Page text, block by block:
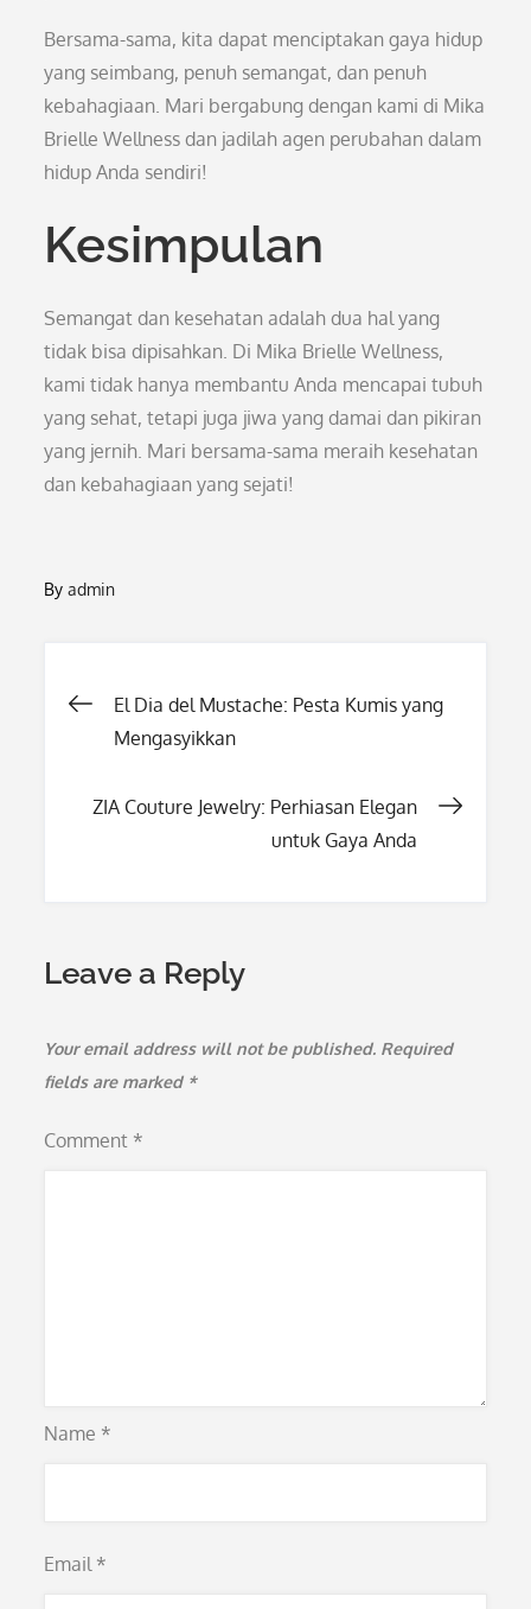
Bersama-sama, kita dapat menciptakan gaya hidup
yang seimbang, penuh semangat, dan penuh
kebahagiaan. Mari bergabung dengan kami di Mika
Brielle Wellness dan jadilah agen perubahan dalam
hidup Anda sendiri!
Kesimpulan
Semangat dan kesehatan adalah dua hal yang
tidak bisa dipisahkan. Di Mika Brielle Wellness,
kami tidak hanya membantu Anda mencapai tubuh
yang sehat, tetapi juga jiwa yang damai dan pikiran
yang jernih. Mari bersama-sama meraih kesehatan
dan kebahagiaan yang sejati!
Byadmin
Post
El Dia del Mustache: Pesta Kumis yang
Mengasyikkan
ZIA Couture Jewelry: Perhiasan Elegan
untuk Gaya Anda
Leave a Reply
Your email address will not be published. Required
fields are marked *
Comment *
Name *
Email *